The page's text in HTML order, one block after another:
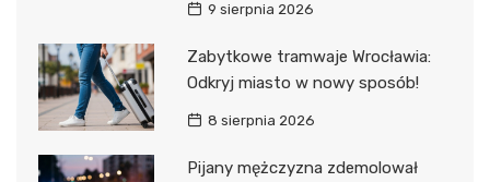
9 sierpnia 2026
Zabytkowe tramwaje Wrocławia:
Odkryj miasto w nowy sposób!
8 sierpnia 2026
Pijany mężczyzna zdemolował